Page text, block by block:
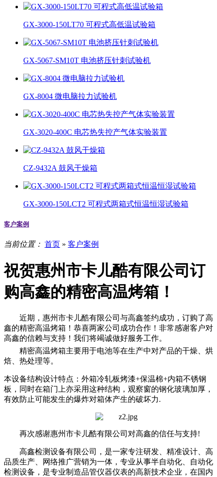
GX-3000-150LT70 可程式高低温试验箱
GX-5067-SM10T 电池挤压针刺试验机
GX-8004 微电脑拉力试验机
GX-3020-400C 电芯热失控产气体实验装置
CZ-9432A 鼓风干燥箱
GX-3000-150LCT2 可程式两箱式恒温恒湿试验箱
客户案例
当前位置： 首页 » 客户案例
祝贺惠州市卡儿酷有限公司订
购高鑫的精密高温烤箱！
近期，惠州市卡儿酷有限公司与高鑫签约成功，订购了高
鑫的精密高温烤箱！恭喜两家公司成功合作！非常感谢客户对
高鑫的信赖与支持！我们将竭诚做好服务工作。
精密高温烤箱主要用于电池等在生产中对产品的干燥、烘
焙、热处理等。
本设备结构设计特点：外箱冷轧板烤漆+保温棉+内箱不锈钢
板，同时在箱门上亦采用这种结构，观察窗的钢化玻璃加厚，
有效防止可能发生的爆炸对箱体产生的破坏力.
再次感谢惠州市卡儿酷有限公司对高鑫的信任与支持!
高鑫检测设备有限公司，是一家专注研发、精准设计、高
品质生产、网络推广营销为一体，专业从事半自动化、自动化
检测设备，是专业制造品管仪器仪表的高新技术企业，在国内